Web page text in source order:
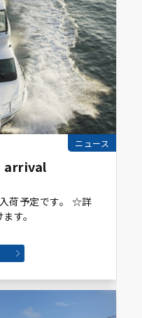
ニュース
arrival
定です。 ☆詳
す。